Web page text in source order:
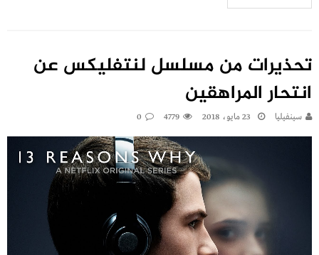
تحذيرات من مسلسل لنتفليكس عن
انتحار المراهقين
سينفيليا 23 مايو، 2018 4779
0